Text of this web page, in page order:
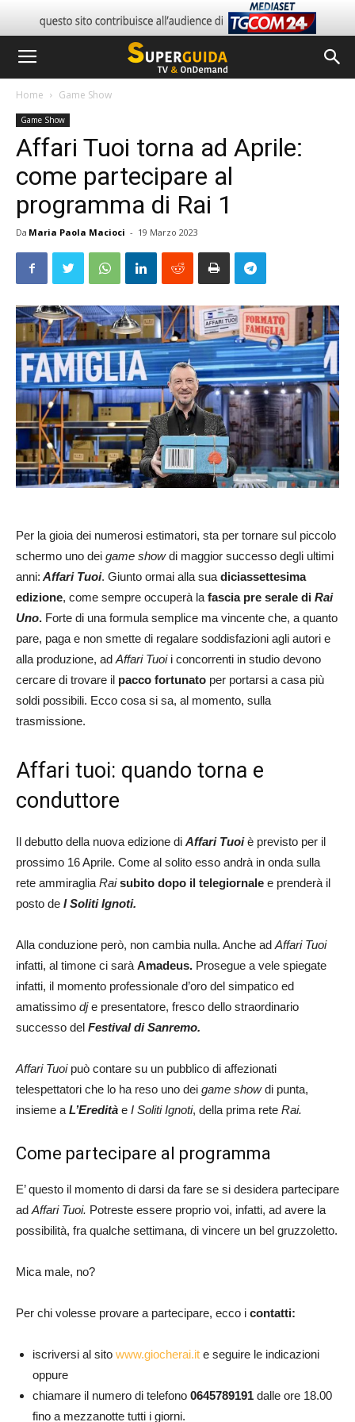
Home Game Show
Game Show
Affari Tuoi torna ad Aprile:
come partecipare al
programma di Rai 1
Da Maria Paola Macioci - 19 Marzo 2023
Per la gioia dei numerosi estimatori, sta per tornare sul piccolo
schermo uno dei game showdi maggior successo degli ultimi
anni: Affari Tuoi. Giunto ormai alla sua diciassettesima
edizione, come sempre occuperà la fascia pre serale di Rai
Uno. Forte di una formula semplice ma vincente che, a quanto
pare, paga e non smette di regalare soddisfazioni agli autori e
alla produzione, ad Affari Tuoii concorrenti in studio devono
cercare di trovare il pacco fortunato per portarsi a casa più
soldi possibili. Ecco cosa si sa, al momento, sulla
trasmissione.
Affari tuoi: quando torna e
conduttore
Il debutto della nuova edizione di Affari Tuoi è previsto per il
prossimo 16 Aprile. Come al solito esso andrà in onda sulla
rete ammiraglia Rai subito dopo il telegiornale e prenderà il
posto de I Soliti Ignoti.
Alla conduzione però, non cambia nulla. Anche ad Affari Tuoi
infatti, al timone ci sarà Amadeus. Prosegue a vele spiegate
infatti, il momento professionale d’oro del simpatico ed
amatissimo dje presentatore, fresco dello straordinario
successo del Festival di Sanremo.
Affari Tuoipuò contare su un pubblico di affezionati
telespettatori che lo ha reso uno dei game showdi punta,
insieme a L’Eredità e I Soliti Ignoti, della prima rete Rai.
Come partecipare al programma
E’ questo il momento di darsi da fare se si desidera partecipare
ad Affari Tuoi. Potreste essere proprio voi, infatti, ad avere la
possibilità, fra qualche settimana, di vincere un bel gruzzoletto.
Mica male, no?
Per chi volesse provare a partecipare, ecco i contatti:
iscriversi al sito www.giocherai.it e seguire le indicazioni
oppure
chiamare il numero di telefono 0645789191 dalle ore 18.00
fino a mezzanotte tutti i giorni.